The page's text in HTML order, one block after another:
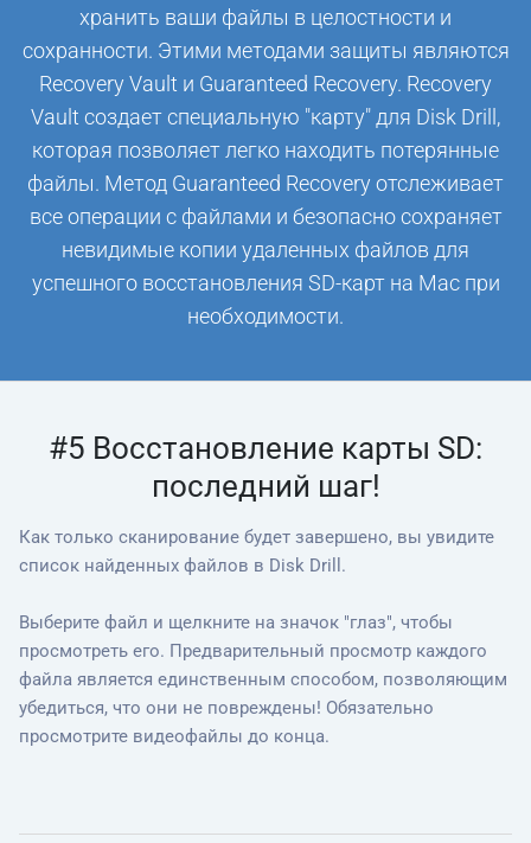
хранить ваши файлы в целостности и
сохранности. Этими методами защиты являются
Recovery Vault и Guaranteed Recovery. Recovery
Vault создает специальную "карту" для Disk Drill,
которая позволяет легко находить потерянные
файлы. Метод Guaranteed Recovery отслеживает
все операции с файлами и безопасно сохраняет
невидимые копии удаленных файлов для
успешного восстановления SD-карт на Mac при
необходимости.
#5 Восстановление карты SD:
последний шаг!
Как только сканирование будет завершено, вы увидите
список найденных файлов в Disk Drill.
Выберите файл и щелкните на значок "глаз", чтобы
просмотреть его. Предварительный просмотр каждого
файла является единственным способом, позволяющим
убедиться, что они не повреждены! Обязательно
просмотрите видеофайлы до конца.